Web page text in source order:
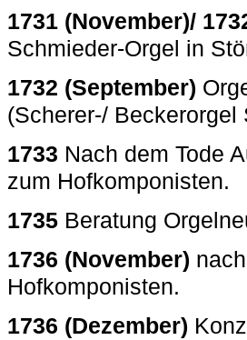
1731 (November)/
Schmieder-Orgel in
1732 (September)
(Scherer-/ Beckerorgel
1733 Nach dem Tode
zum Hofkomponisten.
1735 Beratung
1736 (November)
Hofkomponisten.
1736 (Dezember)